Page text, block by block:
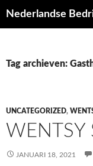
Nederlandse
Tag archieven:
UNCATEGORIZED,
WENTSY
JANUARI 18, 2021